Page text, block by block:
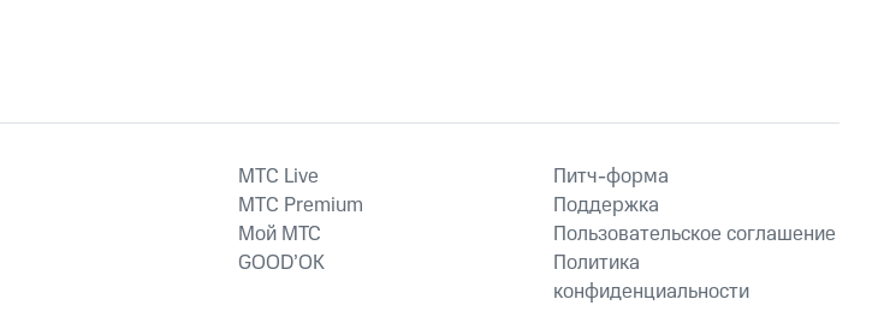
MTС Live
MTС Premium
Мой МТС
GOOD’OK
Питч-форма
Поддержка
Пользовательское соглашение
Политика
конфиденциальности